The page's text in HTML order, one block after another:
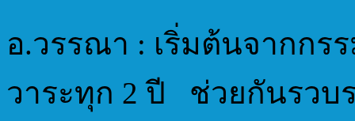
อ.วรรณา : เริ่มต้นจากกร
วาระทุก 2 ปี ช่วยกันรวบ